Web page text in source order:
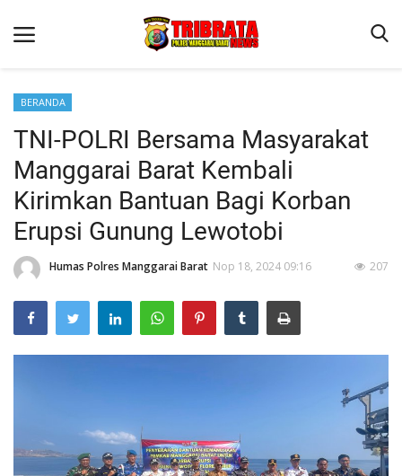
Beranda
Binkam
Terms & Conditions
Reskrim
Lantas
Polisi Kita
Mitra Polisi
BERANDA
TNI-POLRI Bersama Masyarakat
Manggarai Barat Kembali
Kirimkan Bantuan Bagi Korban
Erupsi Gunung Lewotobi
Humas Polres Manggarai Barat Nop 18, 2024 09:16 207